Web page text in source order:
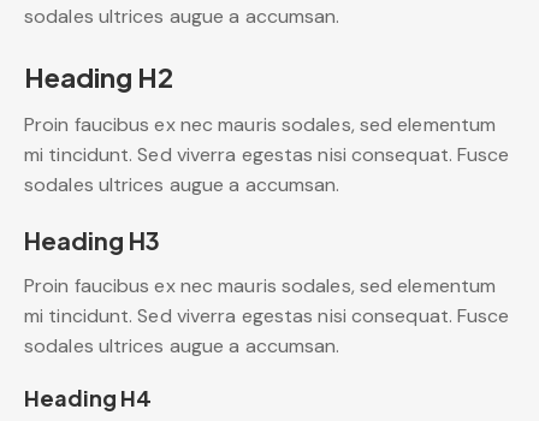
sodales ultrices augue a accumsan.
Heading H2
Proin faucibus ex nec mauris sodales, sed elementum
mi tincidunt. Sed viverra egestas nisi consequat. Fusce
sodales ultrices augue a accumsan.
Heading H3
Proin faucibus ex nec mauris sodales, sed elementum
mi tincidunt. Sed viverra egestas nisi consequat. Fusce
sodales ultrices augue a accumsan.
Heading H4